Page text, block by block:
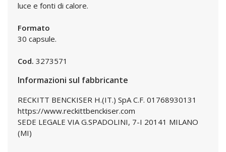
luce e fonti di calore.
Formato
30 capsule.
Cod. 3273571
Informazioni sul fabbricante
RECKITT BENCKISER H.(IT.) SpA C.F. 01768930131
https://www.reckittbenckiser.com
SEDE LEGALE VIA G.SPADOLINI, 7-I 20141 MILANO
(MI)